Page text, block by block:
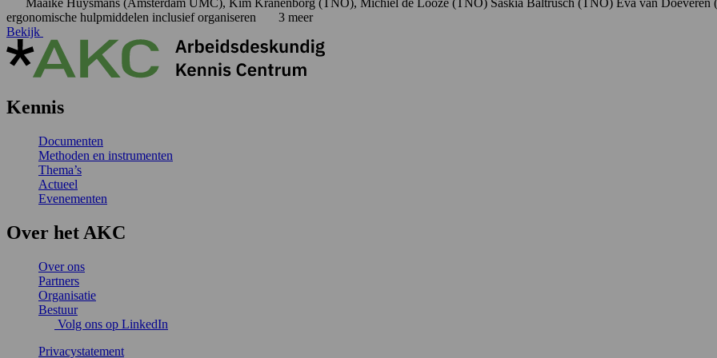
ergonomische hulpmiddelen inclusief organiseren
3 meer
Bekijk
Kennis
Documenten
Methoden en instrumenten
Thema’s
Actueel
Evenementen
Over het AKC
Over ons
Partners
Organisatie
Bestuur
Volg ons op LinkedIn
Privacystatement